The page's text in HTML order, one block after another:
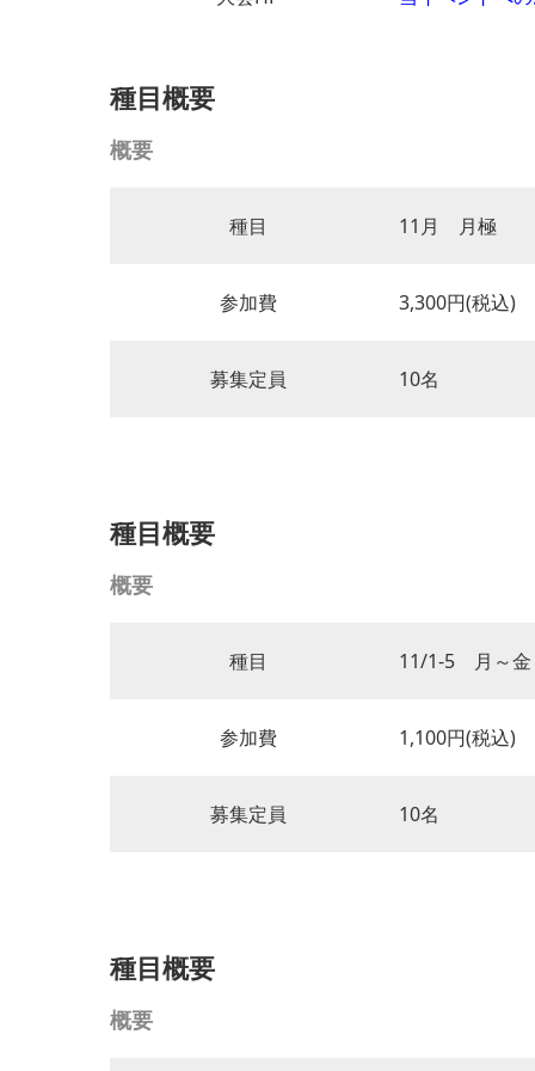
種目概要
概要
種目 11月 月極
参加費 3,300円(税込)
募集定員 10名
種目概要
概要
種目 11/1-5 月～金
参加費 1,100円(税込)
募集定員 10名
種目概要
概要